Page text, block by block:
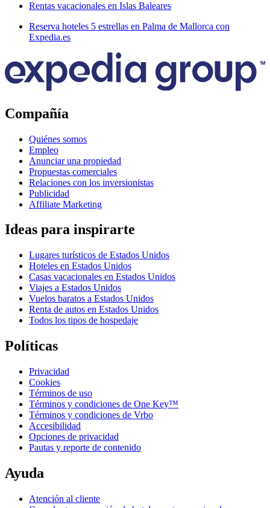
Rentas vacacionales en Islas Baleares
Reserva hoteles 5 estrellas en Palma de Mallorca con
Expedia.es
Compañía
Quiénes somos
Empleo
Anunciar una propiedad
Propuestas comerciales
Relaciones con los inversionistas
Publicidad
Affiliate Marketing
Ideas para inspirarte
Lugares turísticos de Estados Unidos
Hoteles en Estados Unidos
Casas vacacionales en Estados Unidos
Viajes a Estados Unidos
Vuelos baratos a Estados Unidos
Renta de autos en Estados Unidos
Todos los tipos de hospedaje
Políticas
Privacidad
Cookies
Términos de uso
Términos y condiciones de One Key™
Términos y condiciones de Vrbo
Accesibilidad
Opciones de privacidad
Pautas y reporte de contenido
Ayuda
Atención al cliente